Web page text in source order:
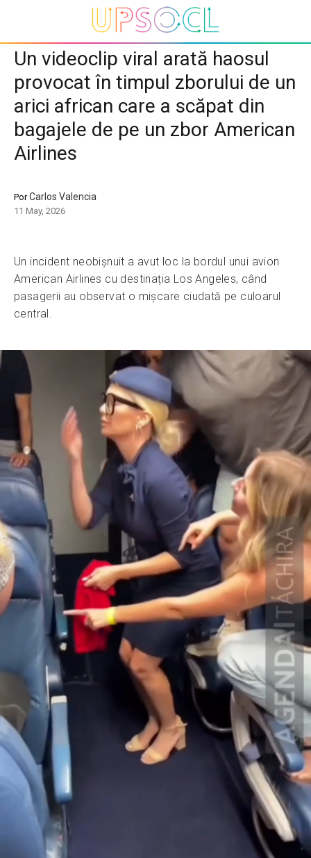
Un videoclip viral arată haosul
provocat în timpul zborului de un
arici african care a scăpat din
bagajele de pe un zbor American
Airlines
PorCarlos Valencia
11 May, 2026
Un incident neobișnuit a avut loc la bordul unui avion
American Airlines cu destinația Los Angeles, când
pasagerii au observat o mișcare ciudată pe culoarul
central.